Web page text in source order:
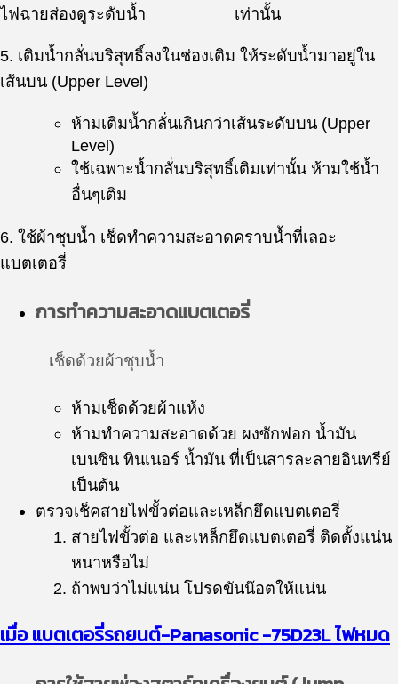
ไฟฉายส่องดูระดับน้ำ เท่านั้น
5. เติมน้ำกลั่นบริสุทธิ์ลงในช่องเติม ให้ระดับน้ำมาอยู่ใน
เส้นบน (Upper Level)
ห้ามเติมน้ำกลั่นเกินกว่าเส้นระดับบน (Upper
Level)
ใช้เฉพาะน้ำกลั่นบริสุทธิ์เติมเท่านั้น ห้ามใช้น้ำ
อื่นๆเติม
6. ใช้ผ้าชุบน้ำ เช็ดทำความสะอาดคราบน้ำที่เลอะ
แบตเตอรี่
การทำความสะอาดแบตเตอรี่
เช็ดด้วยผ้าชุบน้ำ
ห้ามเช็ดด้วยผ้าแห้ง
ห้ามทำความสะอาดด้วย ผงซักฟอก น้ำมัน
เบนซิน ทินเนอร์ น้ำมัน ที่เป็นสารละลายอินทรีย์
เป็นต้น
ตรวจเช็คสายไฟขั้วต่อและเหล็กยึดแบตเตอรี่
สายไฟขั้วต่อ และเหล็กยึดแบตเตอรี่ ติดตั้งแน่น
หนาหรือไม่
ถ้าพบว่าไม่แน่น โปรดขันน๊อตให้แน่น
เมื่อ แบตเตอรี่รถยนต์-Panasonic-75D23L ไฟหมด